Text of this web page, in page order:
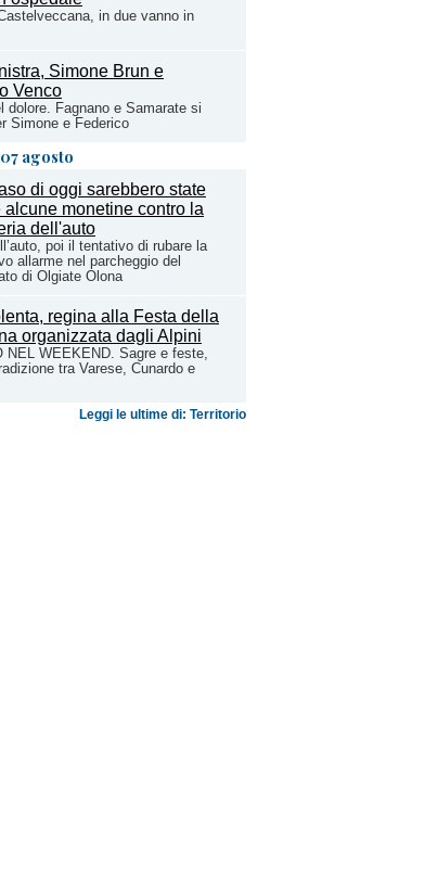
in due vanno in
dolore. Fagnano e Samarate si
Simone e Federico
agosto
poi il tentativo di rubare la
allarme nel parcheggio del
di Olgiate Olona
NEL WEEKEND. Sagre e feste,
tra Varese, Cunardo e
Leggi le ultime di: Territorio